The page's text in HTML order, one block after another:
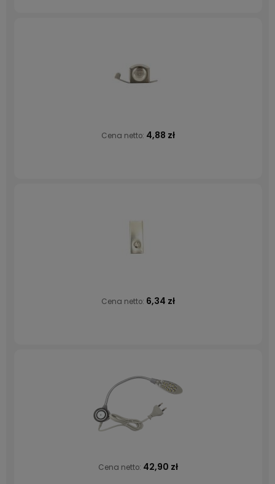
Cena netto: 4,88 zł
Cena netto: 6,34 zł
Cena netto: 42,90 zł